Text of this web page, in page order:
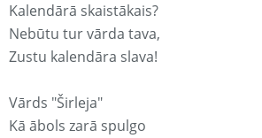
Kalendārā skaistākais?
Nebūtu tur vārda tava,
Zustu kalendāra slava!
Vārds "Širleja"
Kā ābols zarā spulgo